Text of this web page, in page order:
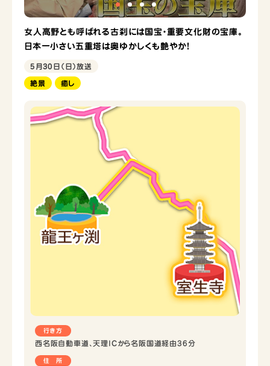
女人高野とも呼ばれる古刹には国宝・重要文化財の宝庫。
日本一小さい五重塔は奥ゆかしくも艶やか！
5月30日（日）放送
絶景 癒し
行き方
西名阪自動車道、天理ICから名阪国道経由36分
住 所